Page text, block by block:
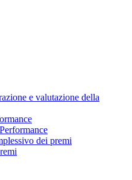
e valutazione della
dei premi